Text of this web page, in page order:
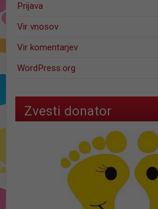
Prijava
Vir vnosov
Vir komentarjev
WordPress.org
Zvesti donator